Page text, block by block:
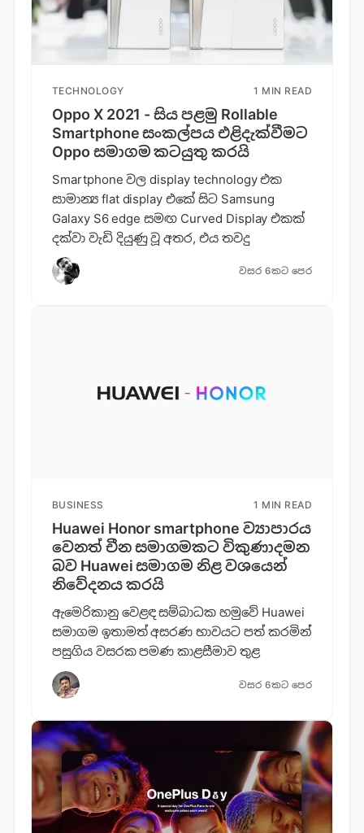
TECHNOLOGY 1 MIN READ
Oppo X 2021 - සිය පළමු Rollable
Smartphone සංකල්පය එළිදැක්වීමට
Oppo සමාගම කටයුතු කරයි
Smartphone වල display technology එක
සාමාන්‍ය flat display එකේ සිට Samsung
Galaxy S6 edge සමඟ Curved Display එකක්
දක්වා වැඩි දියුණු වූ අතර, එය තවදු
වසර 6කට පෙර
BUSINESS 1 MIN READ
Huawei Honor smartphone ව්‍යාපාරය
වෙනත් චීන සමාගමකට විකුණාදමන
බව Huawei සමාගම නිළ වශයෙන්
නිවේදනය කරයි
ඇමෙරිකානු වෙළඳ සම්බාධක හමුවේ Huawei
සමාගම ඉතාමත් අසරණ භාවයට පත් කරමින්
පසුගිය වසරක පමණ කාළසීමාව තුළ
වසර 6කට පෙර